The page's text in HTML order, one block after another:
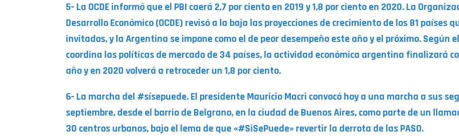
5- La OCDE informó que el PBI caerá 2,7 por ciento en 2019 y 1,8 por ciento en 2020. La
Desarrollo Económico (OCDE) revisó a la baja las proyecciones de crecimiento de los 81 países
invitados, y la Argentina se impone como el de peor desempeño este año y el próximo. Según
coordina las políticas de mercado de 34 países, la actividad económica argentina finalizará
año y en 2020 volverá a retroceder un 1,8 por ciento.
6- La marcha del #sísepuede. El presidente Mauricio Macri convocó hoy a una marcha a sus
septiembre, desde el barrio de Belgrano, en la ciudad de Buenos Aires, como parte de un
30 centros urbanos, bajo el lema de que «#SiSePuede» revertir la derrota de las PASO.